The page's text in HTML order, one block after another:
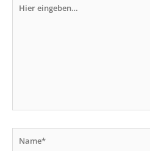
eingeben…